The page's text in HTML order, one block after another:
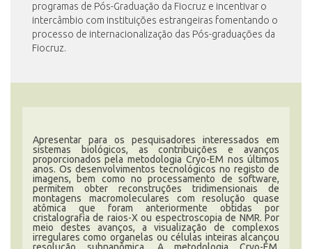
programas de Pós-Graduação da Fiocruz e incentivar o
intercâmbio com instituições estrangeiras fomentando o
processo de internacionalização das Pós-graduações da
Fiocruz.
Apresentar para os pesquisadores interessados em
sistemas biológicos, as contribuições e avanços
proporcionados pela metodologia Cryo-EM nos últimos
anos. Os desenvolvimentos tecnológicos no registo de
imagens, bem como no processamento de software,
permitem obter reconstruções tridimensionais de
montagens macromoleculares com resolução quase
atômica que foram anteriormente obtidas por
cristalografia de raios-X ou espectroscopia de NMR. Por
meio destes avanços, a visualização de complexos
irregulares como organelas ou células inteiras alcançou